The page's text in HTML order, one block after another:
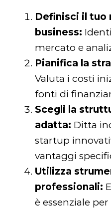
Definisci il tuo
business:
mercato e
Pianifica la
Valuta i costi
fonti di
Scegli la
adatta: Ditta
startup
vantaggi
Utilizza
professionali:
è essenziale